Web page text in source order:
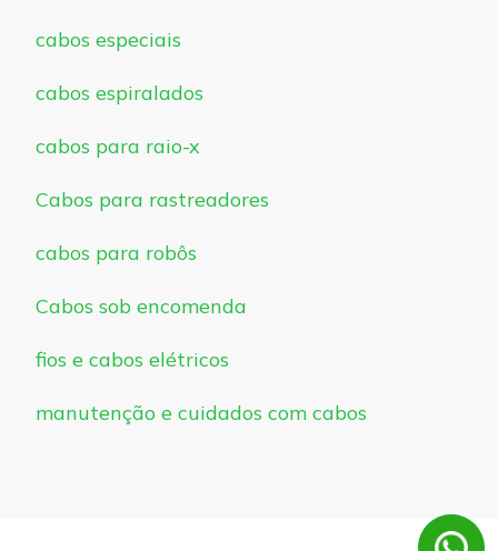
cabos especiais
cabos espiralados
cabos para raio-x
Cabos para rastreadores
cabos para robôs
Cabos sob encomenda
fios e cabos elétricos
manutenção e cuidados com cabos